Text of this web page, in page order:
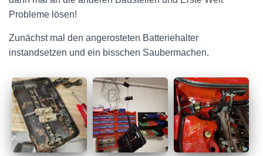
Probleme lösen!
Zunächst mal den angerosteten Batteriehalter
instandsetzen und ein bisschen Saubermachen.